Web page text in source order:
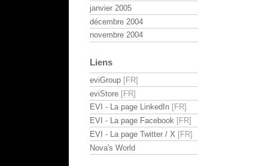
janvier 2005
décembre 2004
novembre 2004
Liens
eviGroup
eviStore
EVI - La page LinkedIn
EVI - La page Facebook
EVI - La page Twitter / X
Nova's World